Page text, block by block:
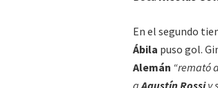
En el segundo
Ábila puso gol.
Alemán “remató
aAgustín Rossiy